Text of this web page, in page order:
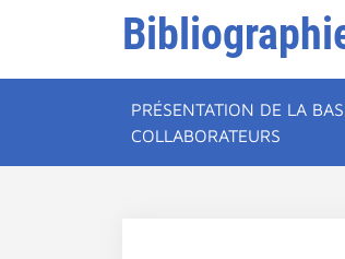
PRÉSENTATION DE LA
COLLABORATEURS